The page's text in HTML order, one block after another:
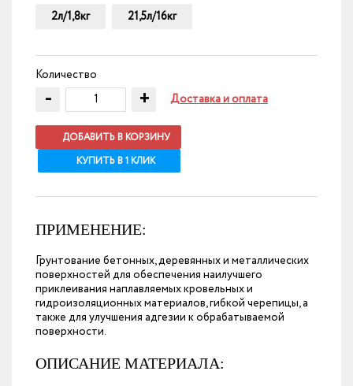
2л/1,8кг 21,5л/16кг
Количество
- + Доставка и оплата
ДОБАВИТЬ В КОРЗИНУ
КУПИТЬ В 1 КЛИК
ПРИМЕНЕНИЕ:
Грунтование бетонных, деревянных и металлических
поверхностей для обеспечения наилучшего
приклеивания наплавляемых кровельных и
гидроизоляционных материалов, гибкой черепицы, а
также для улучшения адгезии к обрабатываемой
поверхности.
ОПИСАНИЕ МАТЕРИАЛА: